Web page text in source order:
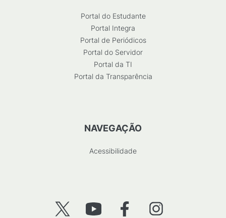
Portal do Estudante
Portal Integra
Portal de Periódicos
Portal do Servidor
Portal da TI
Portal da Transparência
NAVEGAÇÃO
Acessibilidade